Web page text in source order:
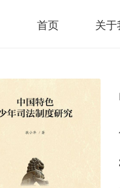
首页 关